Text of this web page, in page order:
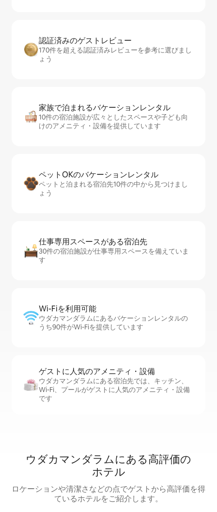
認証済みのゲ⁠ス⁠ト⁠レ⁠ビ⁠ュ⁠ー
170件を超える認証済みレビューを参考に選びまし
ょう
家族で泊まれるバ⁠ケ⁠ー⁠シ⁠ョ⁠ンレ⁠ン⁠タ⁠ル
10件の宿泊施設が広々としたスペースや子ども向
けのアメニティ・設備を提供しています
ペットOKのバ⁠ケ⁠ー⁠シ⁠ョ⁠ンレ⁠ン⁠タ⁠ル
ペットと泊まれる宿泊先10件の中から見つけまし
ょう
仕事専用ス⁠ペ⁠ー⁠スがあ⁠る宿⁠泊⁠先
30件の宿泊施設が仕事専用スペースを備えていま
す
Wi-Fiを利⁠用⁠可⁠能
ウダカマンダラムにあるバケーションレンタルの
うち90件がWi-Fiを提供しています
ゲストに人⁠気⁠のア⁠メ⁠ニ⁠テ⁠ィ・設⁠備
ウダカマンダラムにある宿泊先では、キッチン、
Wi-Fi、プールがゲストに人気のアメニティ・設備
です
ウダカマンダラムにある高⁠評⁠価⁠の
ホ⁠テ⁠ル
ロケーションや清潔さなどの点でゲストから高評価を得
ているホテルをご紹介します。